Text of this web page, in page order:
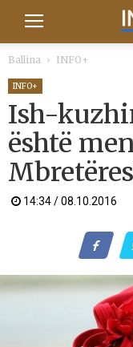
Ballina INFO+
INFO+
Ish-
është
14:34 / 08.10.2016